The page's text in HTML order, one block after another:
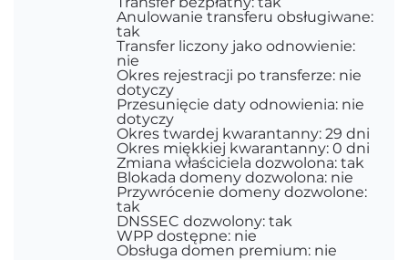
Anulowanie transferu obsługiwane:
tak
Transfer liczony jako odnowienie:
nie
Okres rejestracji po transferze: nie
dotyczy
Przesunięcie daty odnowienia: nie
dotyczy
Okres twardej kwarantanny: 29 dni
Okres miękkiej kwarantanny: 0 dni
Zmiana właściciela dozwolona: tak
Blokada domeny dozwolona: nie
Przywrócenie domeny dozwolone:
tak
DNSSEC dozwolony: tak
WPP dostępne: nie
Obsługa domen premium: nie